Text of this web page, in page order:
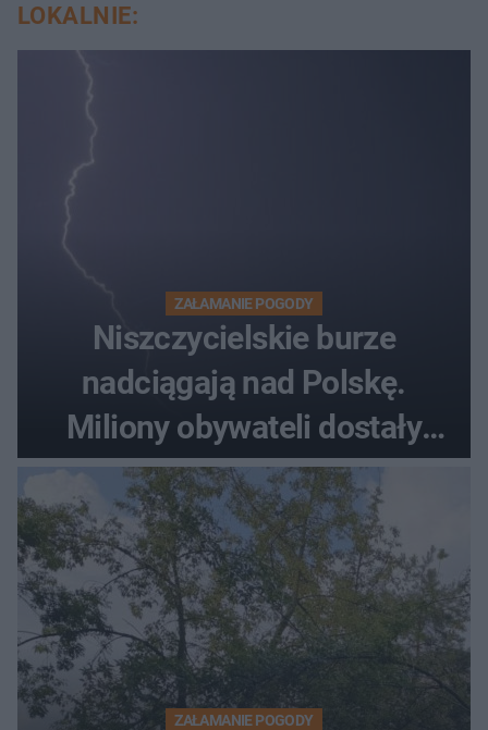
LOKALNIE:
ZAŁAMANIE POGODY
Niszczycielskie burze
nadciągają nad Polskę.
Miliony obywateli dostały
wiadomości z pilnym
ostrzeżeniem
ZAŁAMANIE POGODY